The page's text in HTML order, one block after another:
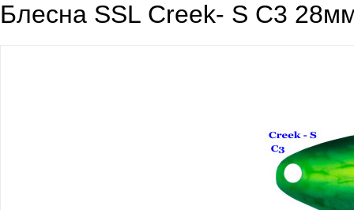
Блесна SSL Creek- S C3